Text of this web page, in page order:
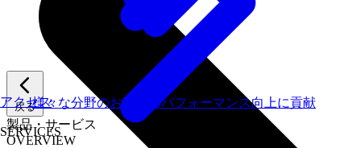
戻る
製品・サービス
OVERVIEW
アクセス様々な分野のお客様のパフォーマンス向上に貢献
SERVICES